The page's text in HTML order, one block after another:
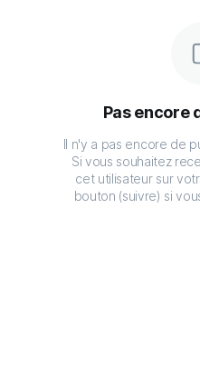
Pas encore
Il n'y a pas encore de
Si vous souhaitez
cet utilisateur sur
bouton (suivre) si